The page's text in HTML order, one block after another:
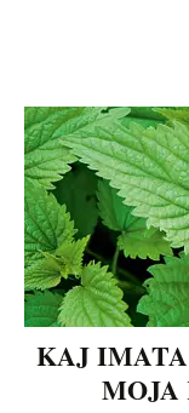
KAJ
MOJA